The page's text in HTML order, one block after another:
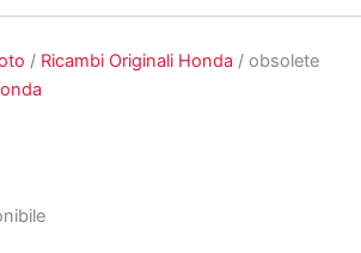
/ Ricambi Originali Honda / obsolete